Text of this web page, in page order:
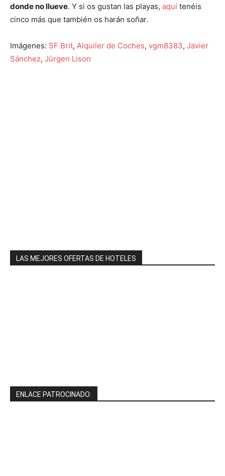
donde no llueve. Y si os gustan las playas, aquí tenéis
cinco más que también os harán soñar.
Imágenes: SF Brit, Alquiler de Coches, vgm8383, Javier
Sánchez, Jürgen Lison
LAS MEJORES OFERTAS DE HOTELES
ENLACE PATROCINADO: